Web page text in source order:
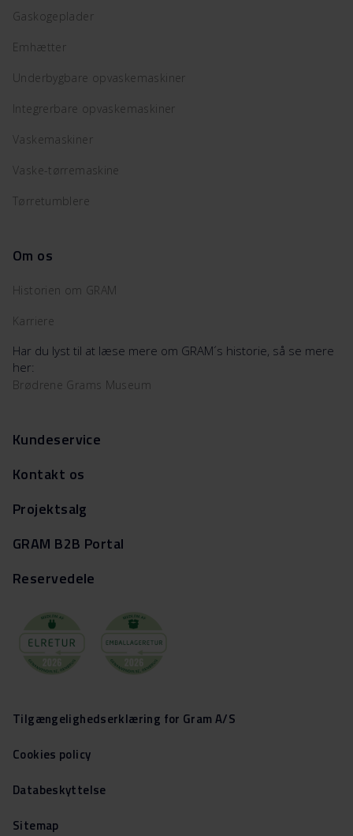
Gaskogeplader
Emhætter
Underbygbare opvaskemaskiner
Integrerbare opvaskemaskiner
Vaskemaskiner
Vaske-tørremaskine
Tørretumblere
Om os
Historien om GRAM
Karriere
Har du lyst til at læse mere om GRAM´s historie, så se mere
her:
Brødrene Grams Museum
Kundeservice
Kontakt os
Projektsalg
GRAM B2B Portal
Reservedele
Tilgængelighedserklæring for Gram A/S
Cookies policy
Databeskyttelse
Sitemap